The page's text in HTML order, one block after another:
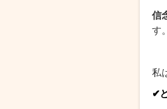
信
す。
私
✔︎